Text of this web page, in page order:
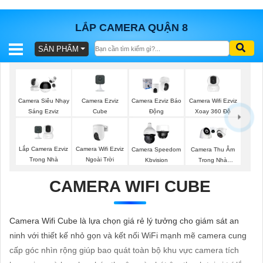
LẮP CAMERA QUẬN 8
BÁO
TRỌN
GÓI
SẢN
TƯ
VẤN
LẮP
SẢN PHẨM
Camera Siêu Nhạy
Sáng Ezviz
Camera Ezviz
Cube
Camera Ezviz Báo
Động
Camera Wifi Ezviz
Xoay 360 Độ
Lắp Camera Ezviz
Trong Nhà
Camera Wifi Ezviz
Ngoài Trời
Camera Speedom
Kbvision
Camera Thu Âm
Trong Nhà
CAMERA WIFI CUBE
Camera Wifi Cube là lựa chọn giá rẻ lý tưởng cho giám sát an
ninh với thiết kế nhỏ gọn và kết nối WiFi mạnh mẽ camera cung
cấp góc nhìn rộng giúp bao quát toàn bộ khu vực camera tích